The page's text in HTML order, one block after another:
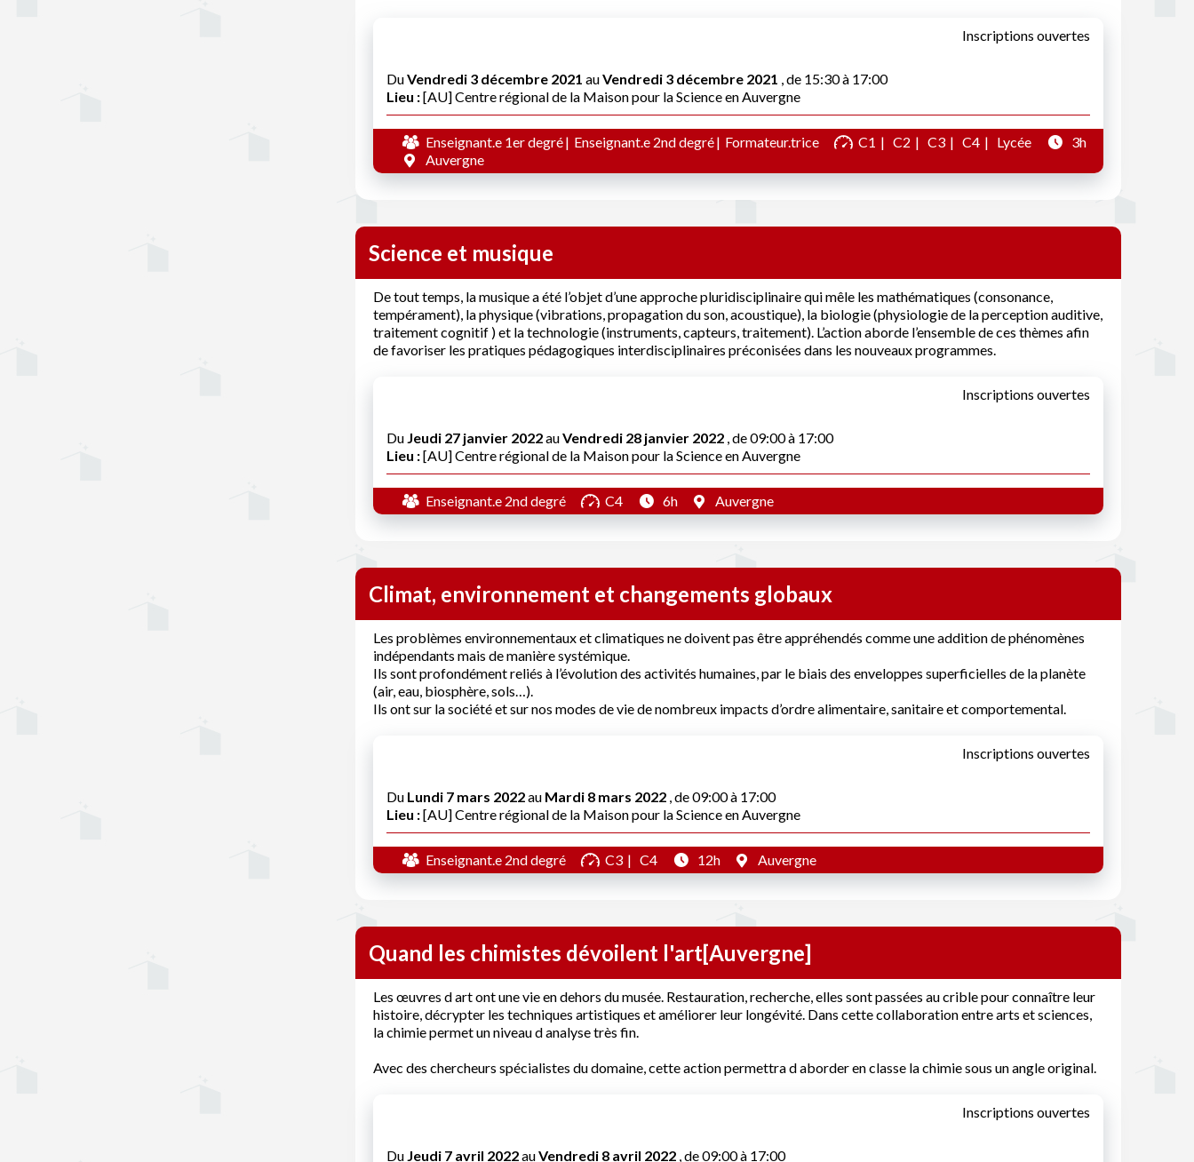
Inscriptions ouvertes
DuVendredi 3 décembre 2021 auVendredi 3 décembre 2021 , de 15:30 à 17:00
Lieu :[AU] Centre régional de la Maison pour la Science en Auvergne
Enseignant.e 1er degré Enseignant.e 2nd degré Formateur.trice C1 C2 C3 C4 Lycée
3h
Auvergne
Science et musique
De tout temps, la musique a été l’objet d’une approche pluridisciplinaire qui mêle les mathématiques (consonance,
tempérament), la physique (vibrations, propagation du son, acoustique), la biologie (physiologie de la perception auditive,
traitement cognitif ) et la technologie (instruments, capteurs, traitement). L’action aborde l’ensemble de ces thèmes afin
de favoriser les pratiques pédagogiques interdisciplinaires préconisées dans les nouveaux programmes.
Inscriptions ouvertes
Du Jeudi 27 janvier 2022auVendredi 28 janvier 2022 , de 09:00 à 17:00
Lieu :[AU] Centre régional de la Maison pour la Science en Auvergne
Enseignant.e 2nd degré C4 6h Auvergne
Climat, environnement et changements globaux
Les problèmes environnementaux et climatiques ne doivent pas être appréhendés comme une addition de phénomènes
indépendants mais de manière systémique.
Ils sont profondément reliés à l’évolution des activités humaines, par le biais des enveloppes superficielles de la planète
(air, eau, biosphère, sols…).
Ils ont sur la société et sur nos modes de vie de nombreux impacts d’ordre alimentaire, sanitaire et comportemental.
Inscriptions ouvertes
Du Lundi 7 mars 2022au Mardi 8 mars 2022 , de 09:00 à 17:00
Lieu :[AU] Centre régional de la Maison pour la Science en Auvergne
Enseignant.e 2nd degré C3 C4 12h Auvergne
Quand les chimistes dévoilent l'art[Auvergne]
Les œuvres d art ont une vie en dehors du musée. Restauration, recherche, elles sont passées au crible pour connaître leur
histoire, décrypter les techniques artistiques et améliorer leur longévité. Dans cette collaboration entre arts et sciences,
la chimie permet un niveau d analyse très fin.
Avec des chercheurs spécialistes du domaine, cette action permettra d aborder en classe la chimie sous un angle original.
Inscriptions ouvertes
Du Jeudi 7 avril 2022auVendredi 8 avril 2022 , de 09:00 à 17:00